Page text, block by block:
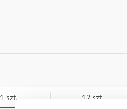
1 szt. 12 szt.